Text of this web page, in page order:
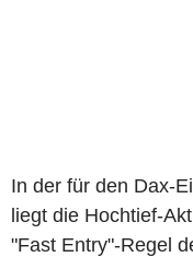
In der für den Dax-
liegt die Hochtief-
"Fast Entry"-Regel